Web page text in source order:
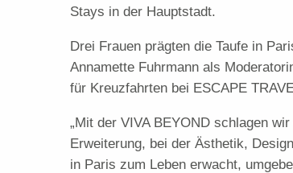
Stays in der Hauptstadt.
Drei Frauen prägten die Taufe in
Annamette Fuhrmann als
für Kreuzfahrten bei ESCAPE
„Mit der VIVA BEYOND schlagen
Erweiterung, bei der Ästhetik,
in Paris zum Leben erwacht,